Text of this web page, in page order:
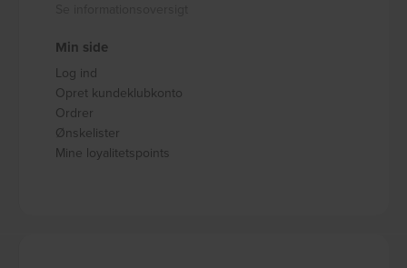
Min side
Log ind
Opret kundeklubkonto
Ordrer
Ønskelister
Mine loyalitetspoints